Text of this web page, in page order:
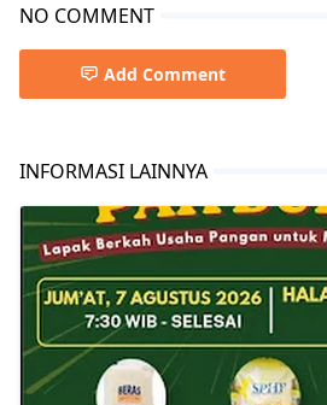
NO COMMENT
Add Comment
INFORMASI LAINNYA